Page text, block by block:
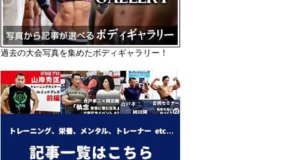
過去の大会写真を集めたボディギャラリー！